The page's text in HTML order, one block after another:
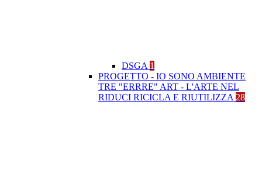
DSGA 1
PROGETTO - IO SONO AMBIENTE
TRE "ERRRE" ART - L'ARTE NEL
RIDUCI RICICLA E RIUTILIZZA 28